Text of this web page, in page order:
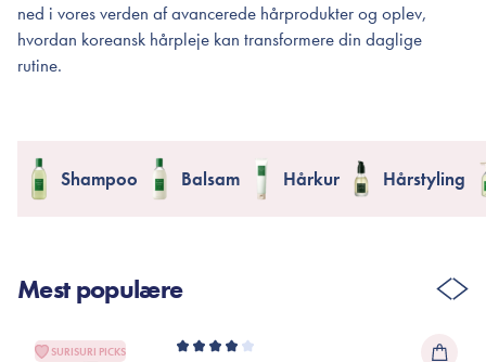
ned i vores verden af avancerede hårprodukter og oplev,
hvordan koreansk hårpleje kan transformere din daglige
rutine.
Shampoo Balsam Hårkur Hårstyling
Mest populære
SURISURI PICKS